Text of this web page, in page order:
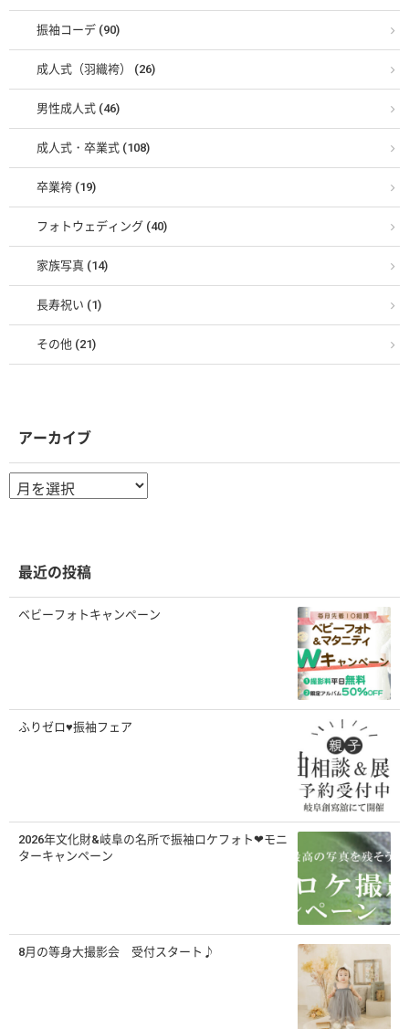
振袖コーデ (90)
成人式（羽織袴） (26)
男性成人式 (46)
成人式・卒業式 (108)
卒業袴 (19)
フォトウェディング (40)
家族写真 (14)
長寿祝い (1)
その他 (21)
アーカイブ
ア
ー
最近の投稿
ベビーフォトキャンペーン
ふりゼロ♥振袖フェア
2026年文化財&岐阜の名所で振袖ロケフォト❤モニ
ターキャンペーン
8月の等身大撮影会 受付スタート♪